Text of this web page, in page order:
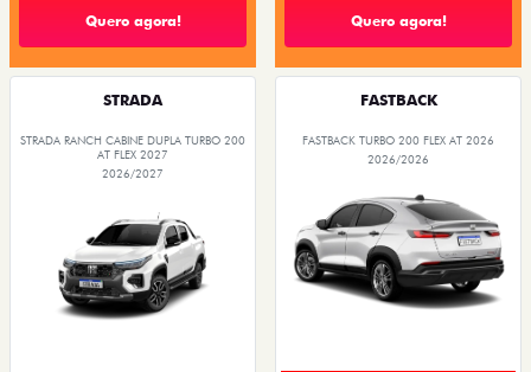
Quero agora! Quero agora!
STRADA
STRADA RANCH CABINE DUPLA TURBO 200
AT FLEX 2027
2026/2027
FASTBACK
FASTBACK TURBO 200 FLEX AT 2026
2026/2026